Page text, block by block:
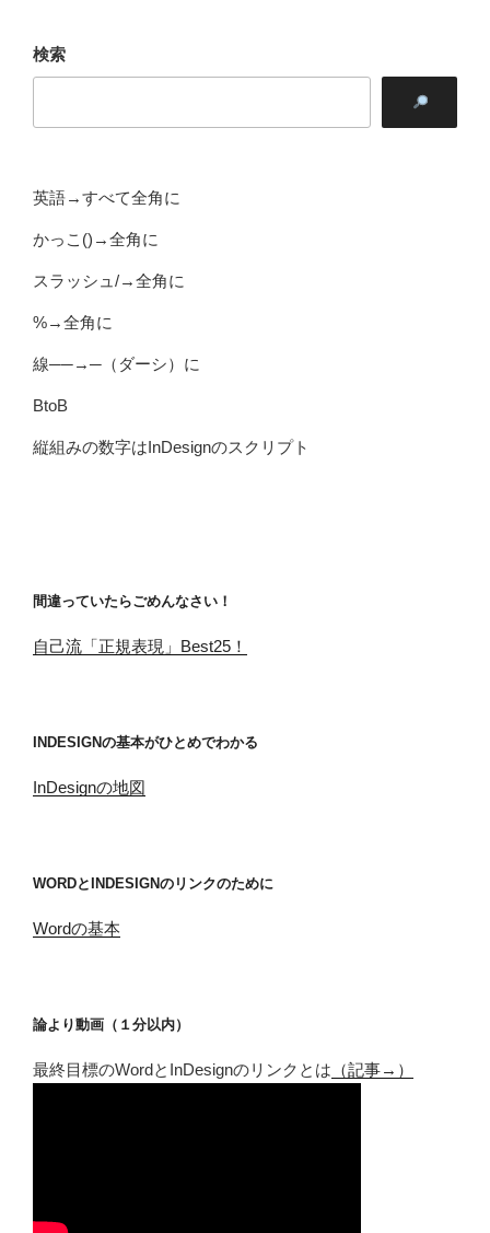
検索
英語→すべて全角に
かっこ()→全角に
スラッシュ/→全角に
%→全角に
線──→─（ダーシ）に
BtoB
縦組みの数字はInDesignのスクリプト
間違っていたらごめんなさい！
自己流「正規表現」Best25！
INDESIGNの基本がひとめでわかる
InDesignの地図
WORDとINDESIGNのリンクのために
Wordの基本
論より動画（１分以内）
最終目標のWordとInDesignのリンクとは （記事→）